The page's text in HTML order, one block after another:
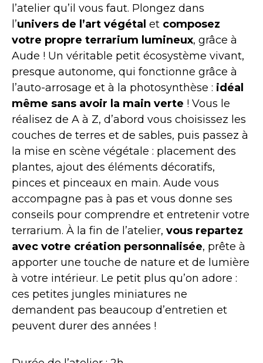
l’atelier qu’il vous faut. Plongez dans
l’univers de l’art végétal et composez
votre propre terrarium lumineux, grâce à
Aude ! Un véritable petit écosystème vivant,
presque autonome, qui fonctionne grâce à
l’auto-arrosage et à la photosynthèse : idéal
même sans avoir la main verte ! Vous le
réalisez de A à Z, d’abord vous choisissez les
couches de terres et de sables, puis passez à
la mise en scène végétale : placement des
plantes, ajout des éléments décoratifs,
pinces et pinceaux en main. Aude vous
accompagne pas à pas et vous donne ses
conseils pour comprendre et entretenir votre
terrarium. À la fin de l’atelier, vous repartez
avec votre création personnalisée, prête à
apporter une touche de nature et de lumière
à votre intérieur. Le petit plus qu’on adore :
ces petites jungles miniatures ne
demandent pas beaucoup d’entretien et
peuvent durer des années !